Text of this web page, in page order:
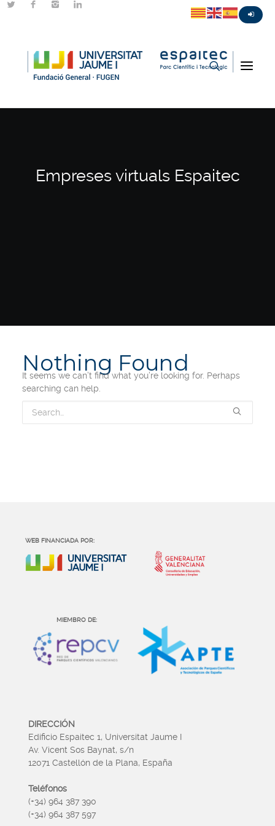
Empreses virtuals Espaitec
Nothing Found
It seems we can’t find what you’re looking for. Perhaps
searching can help.
WEB FINANCIADA POR:
MIEMBRO DE:
DIRECCIÓN
Edificio Espaitec 1, Universitat Jaume I
Av. Vicent Sos Baynat, s/n
12071 Castellón de la Plana, España
Teléfonos
(+34) 964 387 390
(+34) 964 387 597